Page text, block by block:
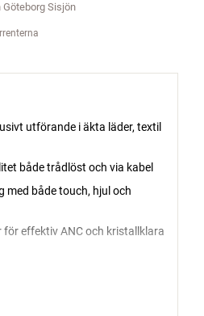
Sisjön
utförande i äkta läder, textil
både trådlöst och via kabel
med både touch, hjul och
effektiv ANC och kristallklara